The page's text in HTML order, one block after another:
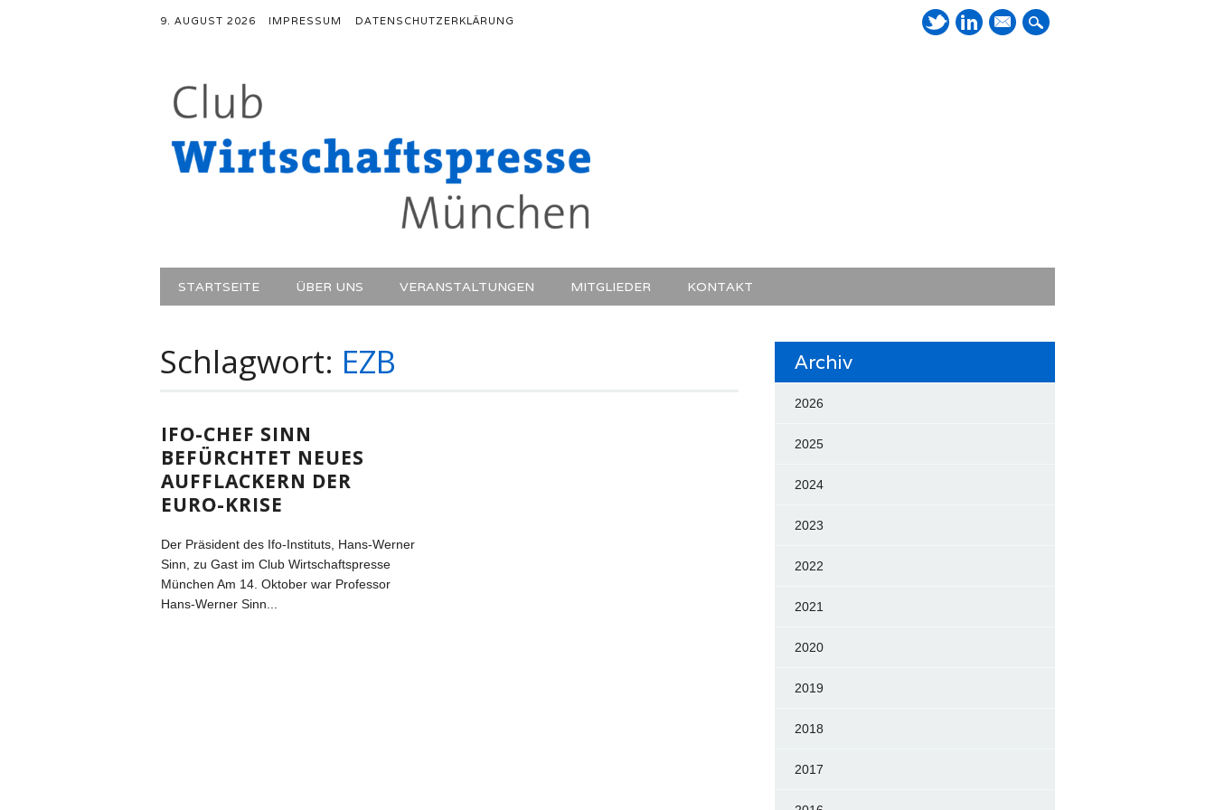
9. AUGUST 2026 IMPRESSUM DATENSCHUTZERKLÄRUNG
Mail
Hauptmenü
STARTSEITE ÜBER UNS VERANSTALTUNGEN MITGLIEDER KONTAKT
Schlagwort: EZB
IFO-CHEF SINN
BEFÜRCHTET NEUES
AUFFLACKERN DER
EURO-KRISE
Der Präsident des Ifo-Instituts, Hans-Werner
Sinn, zu Gast im Club Wirtschaftspresse
München Am 14. Oktober war Professor
Hans-Werner Sinn...
Archiv
2026
2025
2024
2023
2022
2021
2020
2019
2018
2017